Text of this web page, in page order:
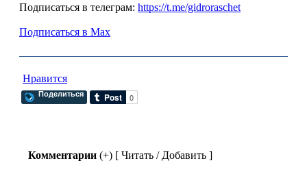
Подписаться в телеграм: https://t.me/gidroraschet
Подписаться в Max
Нравится
Поделиться
Комментарии (+) [ Читать / Добавить ]